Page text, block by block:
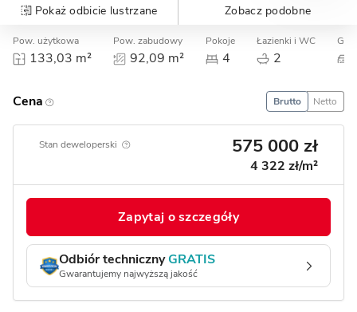
Pokaż odbicie lustrzane Zobacz podobne
Pow. użytkowa
133,03 m²
Pow. zabudowy
92,09 m²
Pokoje
4
Łazienki i WC
2
Cena Brutto Netto
Stan deweloperski 575 000 zł
4 322 zł/m²
Zapytaj o szczegóły
Odbiór technicznyGRATIS
Gwarantujemy najwyższą jakość